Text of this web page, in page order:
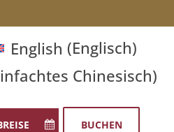
English (Englisch)
Chinesisch)